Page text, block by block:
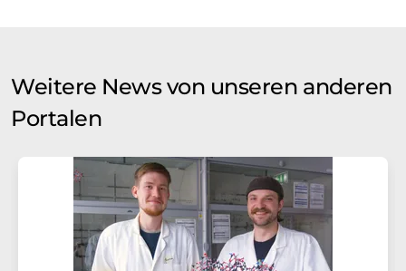
Weitere News von unseren anderen
Portalen